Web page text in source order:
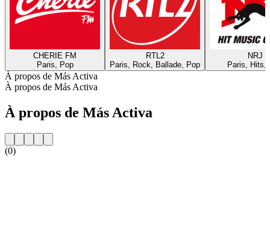
CHERIE FM
Paris, Pop
RTL2
Paris, Rock, Ballade, Pop
NRJ
Paris, Hits,
À propos de Más Activa
À propos de Más Activa
À propos de Más Activa
(0)